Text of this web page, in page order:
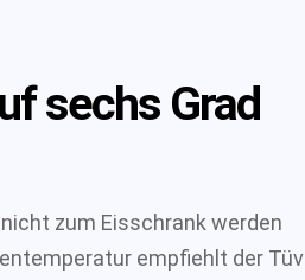
sechs Grad
zum Eisschrank werden
empfiehlt der Tüv